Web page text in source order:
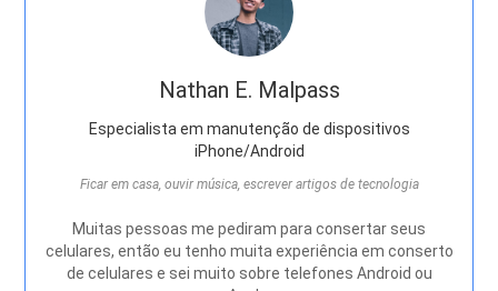
Nathan E. Malpass
Especialista em manutenção de dispositivos
iPhone/Android
Ficar em casa, ouvir música, escrever artigos de tecnologia
Muitas pessoas me pediram para consertar seus
celulares, então eu tenho muita experiência em conserto
de celulares e sei muito sobre telefones Android ou